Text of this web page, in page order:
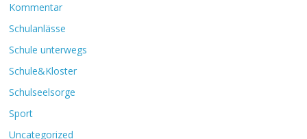
Kommentar
Schulanlässe
Schule unterwegs
Schule&Kloster
Schulseelsorge
Sport
Uncategorized